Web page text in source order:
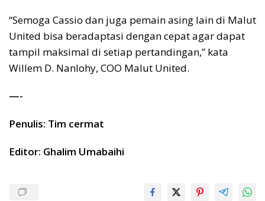
“Semoga Cassio dan juga pemain asing lain di Malut
United bisa beradaptasi dengan cepat agar dapat
tampil maksimal di setiap pertandingan,” kata
Willem D. Nanlohy, COO Malut United.
—-
Penulis: Tim cermat
Editor: Ghalim Umabaihi